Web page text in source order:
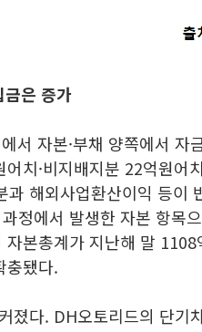
은 증가
서 자본·부채 양쪽에서 자
치·비지배지분 22억원어
과 해외사업환산이익 등이
정에서 발생한 자본 항목
본총계가 지난해 말
충됐다.
졌다. DH오토리드의 단기